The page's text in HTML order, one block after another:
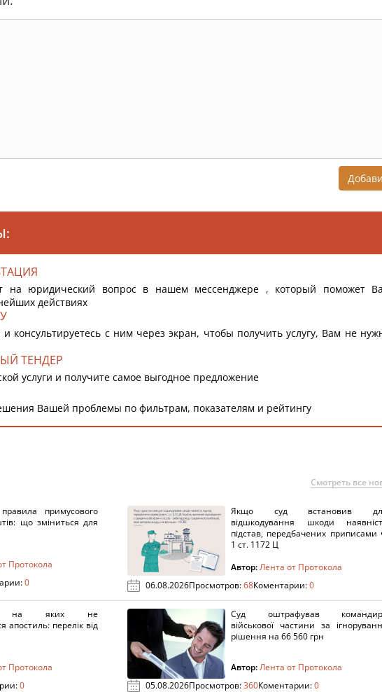
на юридический вопрос в нашем мессенджере , который поможет
действиях
консультируетесь с ним через экран, чтобы получить услугу, Вам не
ТЕНДЕР
услуги и получите самое выгодное предложение
Вашей проблемы по фильтрам, показателям и рейтингу
Смотреть все
примусового
що зміниться для
Протокола
0
Якщо суд встановив
відшкодування шкоди
підстав, передбачених приписами
1 ст. 1172 Ц
Автор:Лента от Протокола
06.08.2026Просмотров:68Коментарии:0
на яких не
апостиль: перелік від
Протокола
0
Суд оштрафував
військової частини за
рішення на 66 560 грн
Автор:Лента от Протокола
05.08.2026Просмотров:360Коментарии:0